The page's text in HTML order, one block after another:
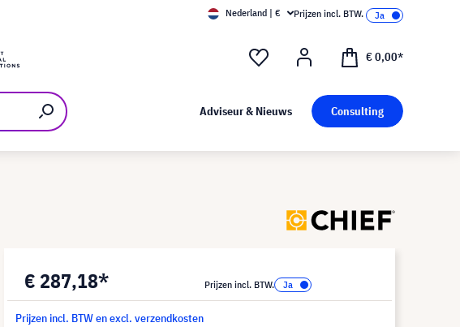
Nederland | € Prijzen incl. BTW.
€ 0,00*
Adviseur & Nieuws Consulting
€ 287,18* Prijzen incl. BTW.
Prijzen incl. BTW en excl. verzendkosten